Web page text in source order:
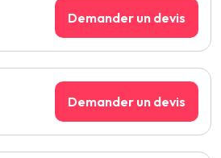
Demander un devis
Demander un devis